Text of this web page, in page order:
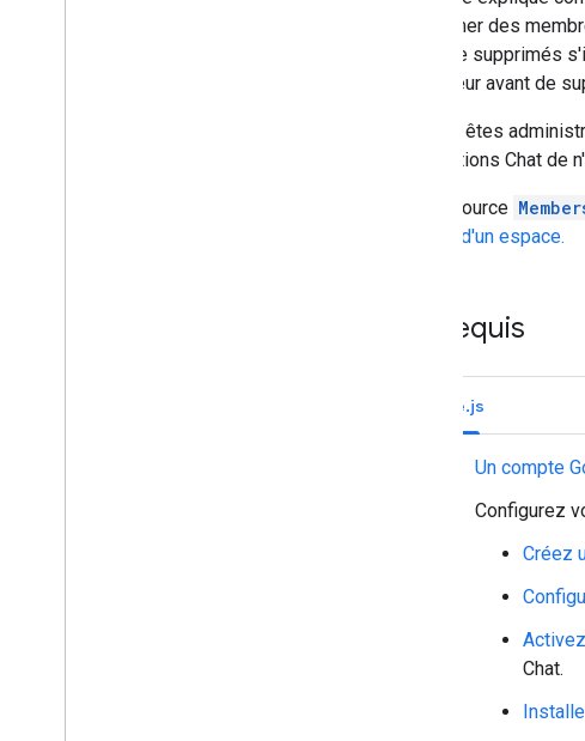
supprimer des
pas être supprimés
utilisateur avant de
Si vous êtes
applications Chat de
La ressource
absent d'un espace.
Prérequis
Node.js
Un compte
Configurez
Créez
Chat.